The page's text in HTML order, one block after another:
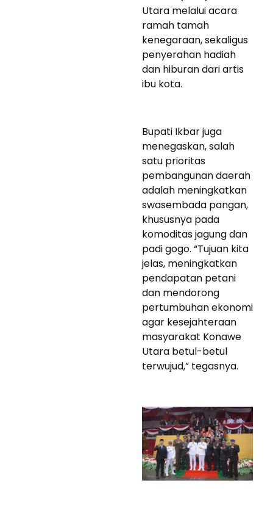
Utara melalui acara
ramah tamah
kenegaraan, sekaligus
penyerahan hadiah
dan hiburan dari artis
ibu kota.
Bupati Ikbar juga
menegaskan, salah
satu prioritas
pembangunan daerah
adalah meningkatkan
swasembada pangan,
khususnya pada
komoditas jagung dan
padi gogo. “Tujuan kita
jelas, meningkatkan
pendapatan petani
dan mendorong
pertumbuhan ekonomi
agar kesejahteraan
masyarakat Konawe
Utara betul-betul
terwujud,” tegasnya.